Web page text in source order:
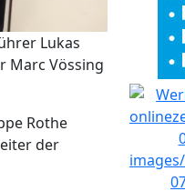
Lukas
Marc Vössing
Rothe
der